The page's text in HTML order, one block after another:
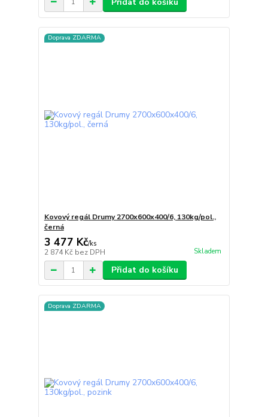
Doprava ZDARMA
Kovový regál Drumy 2700x600x400/6, 130kg/pol.,
černá
3 477 Kč/ks
2 874 Kč bez DPH Skladem
Přidat do košíku
Doprava ZDARMA